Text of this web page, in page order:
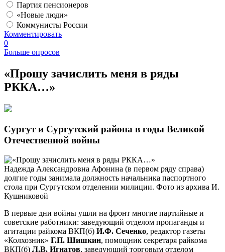
Партия пенсионеров
«Новые люди»
Коммунисты России
Комментировать
0
Больше опросов
​«Прошу зачислить меня в ряды
РККА…»
Сургут и Сургутский района в годы Великой
Отечественной войны
Надежда Александровна Афонина (в первом ряду справа)
долгие годы занимала должность начальника паспортного
стола при Сургутском отделении милиции. Фото из архива И.
Кушниковой
В первые дни войны ушли на фронт многие партийные и
советские работники: заведующий отделом пропаганды и
агитации райкома ВКП(б) И.Ф. Сеченко, редактор газеты
«Колхозник» Г.П. Шишкин, помощник секретаря райкома
ВКП(б) Л.В. Игнатов, заведующий торговым отделом